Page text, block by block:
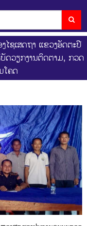
ໄຊເສດຖາ ແຂວງອັດຕະປື
ດວຽກງານຕິດຕາມ, ກວດ
ໂຄດ